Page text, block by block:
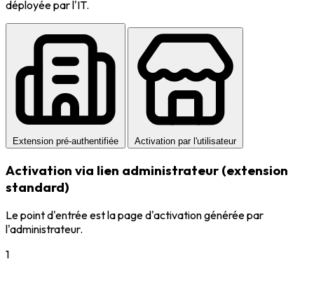
déployée par l'IT.
Extension pré-authentifiée Activation par l'utilisateur
Activation via lien administrateur (extension
standard)
Le point d'entrée est la page d'activation générée par
l'administrateur.
1